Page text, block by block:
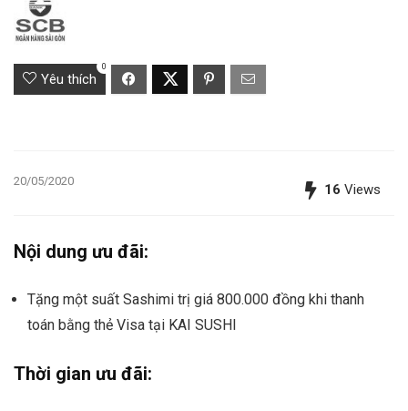
Yêu thích
0
20/05/2020
16 Views
Nội dung ưu đãi:
Tặng một suất Sashimi trị giá 800.000 đồng khi thanh
toán bằng thẻ Visa tại KAI SUSHI
Thời gian ưu đãi: